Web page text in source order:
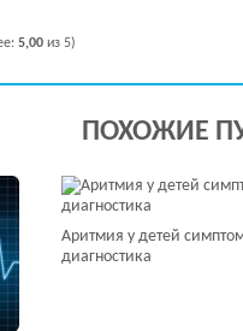
5,00 из 5)
ПОХОЖИЕ
Аритмия у детей
диагностика